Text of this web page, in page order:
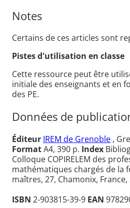
Notes
Certains de ces articles sont
Pistes d'utilisation en classe
Cette ressource peut être
initiale des enseignants et en
des PE.
Données de
Éditeur IREM de Grenoble ,
FormatA4, 390 p. Index
Colloque COPIRELEM des
mathématiques chargés de la
maîtres, 27, Chamonix, France,
ISBN 2-903815-39-9 EAN